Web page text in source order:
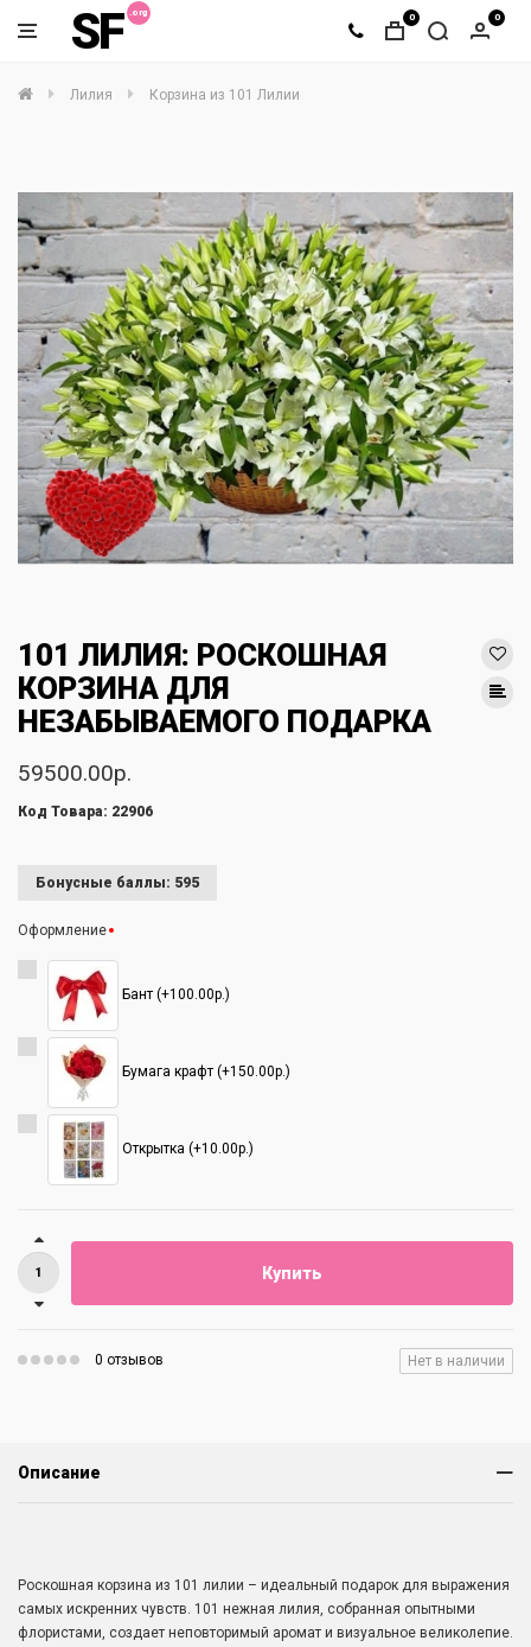
SF 0 0
Лилия Корзина из 101 Лилии
101 ЛИЛИЯ: РОСКОШНАЯ
КОРЗИНА ДЛЯ
НЕЗАБЫВАЕМОГО ПОДАРКА
59500.00р.
Код Товара: 22906
Бонусные баллы: 595
Оформление
Бант (+100.00р.)
Бумага крафт (+150.00р.)
Открытка (+10.00р.)
Купить
0 отзывов Нет в наличии
Описание
Роскошная корзина из 101 лилии – идеальный подарок для выражения
самых искренних чувств. 101 нежная лилия, собранная опытными
флористами, создает неповторимый аромат и визуальное великолепие.